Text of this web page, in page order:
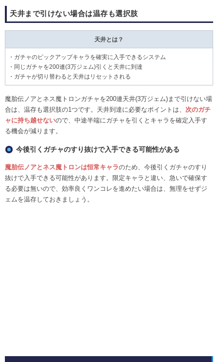
天井まで引けない場合は温存も選択肢
天井とは？
・ガチャのピックアップキャラを確実に入手できるシステム
・同じガチャを200連(3万ジェム)引くと天井に到達
・ガチャが切り替わると天井はリセットされる
魔胎伝ノアとネス魔トロンガチャを200連天井(3万ジェム)まで引けない場
合は、温存も選択肢の1つです。天井到達に必要なポイントは、 次のガチ
ャに持ち越せないので、中途半端にガチャを引くとキャラを確定入手す
る機会が減ります。
今後引くガチャのすり抜けで入手できる可能性がある
魔胎伝ノアとネス魔トロンは恒常キャラのため、今後引くガチャのすり
抜けで入手できる可能性があります。限定キャラと違い、急いで確保す
る必要は無いので、効率良くワンコレを進めたい場合は、無理をせずジ
ェムを温存しておきましょう。